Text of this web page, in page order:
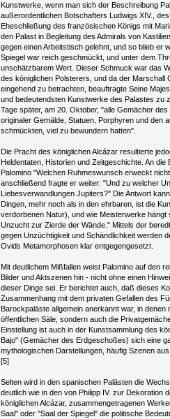
Kunstwerke, wenn man sich der Beschreibung
außerordentlichen Botschafters Ludwigs XIV.,
Eheschließung des französischen Königs mit
den Palast in Begleitung des Admirals von
gegen einen Arbeitstisch gelehnt, und so blieb er
Spiegel war reich geschmückt, und unter dem
unschätzbarem Wert. Dieser Schmuck war das
des königlichen Polsterers, und da der Marschall
eingehend zu betrachten, beauftragte Seine
und bedeutendsten Kunstwerke des Palastes zu
Tage später, am 20. Oktober, "alle Gemächer
originaler Gemälde, Statuen, Porphyren und den
schmückten, viel zu bewundern hatten".
Die Pracht des königlichen Alcázar resultierte
Heldentaten, Historien und Zeitgeschichte. An
Palomino "Welchen Ruhmeswunsch erweckt
anschließend fragte er weiter: "Und zu welcher
Liebesverwandlungen Jupiters?" Die Antwort
Dingen, mehr noch als in den ehrbaren, ist die
verdorbenen Natur), und wie Meisterwerke
Unzucht zur Zierde der Wände." Mittels der
gegen Unzüchtigkeit und Schändlichkeit werden
Ovids Metamorphosen klar entgegengesetzt.
Mit deutlichem Mißfallen weist Palomino auf den
Bilder und Aktszenen hin - nicht ohne einen
dieser Dinge sei. Er berichtet auch, daß dieses
Zusammenhang mit dem privaten Gefallen des
Barockpaläste allgemein anerkannt war, in
öffentlichen Säle, sondern auch die
Einstellung ist auch in der Kunstsammlung des
Bajo" (Gemächer des Erdgeschoßes) sich eine
mythologischen Darstellungen, häufig Szenen
[5]
Selten wird in den spanischen Palästen die
deutlich wie in den von Philipp IV. zur Dekoration
königlichen Alcázar, zusammengetragenen
Saal" oder "Saal der Spiegel" die politische